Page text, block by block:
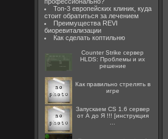
Топ-3 европейских клиник, куда
стоит обратиться за лечением
Преимущества REVI
биоревитализации
Как сделать коптильню
Counter Strike сервер
HLDS: Проблемы и их
решение
Как правильно стрелять в
игре
Запускаем CS 1.6 сервер
от А до Я !!! [инструкция